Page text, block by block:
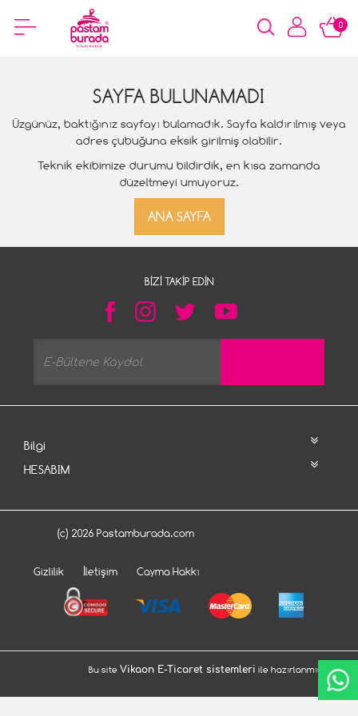
0
SAYFA BULUNAMADI
Üzgünüz, baktığınız sayfayı bulamadık. Sayfa kaldırılmış veya
adres çubuğuna eksik girilmiş olabilir.
Teknik ekibimize durumu bildirdik, en kısa zamanda
düzeltmeyi umuyoruz.
ANA SAYFA
BIZI TAKIP EDIN
Bilgi
HESABIM
(c) 2026 Pastamburada.com
Gizlilik İletişim Cayma Hakkı
Bu site Vikaon E-Ticaret sistemleri ile hazırlanmıştır.